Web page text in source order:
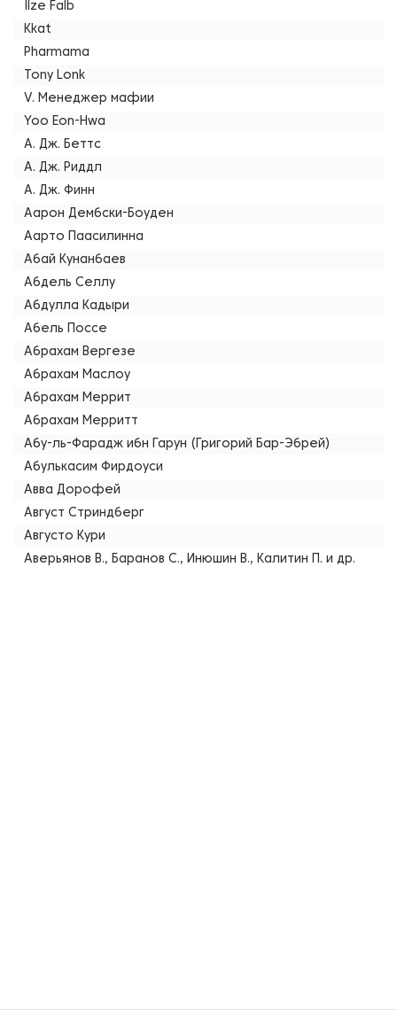
Ilze Falb
Kkat
Pharmama
Tony Lonk
V. Менеджер мафии
Yoo Eon-Hwa
А. Дж. Беттс
А. Дж. Риддл
А. Дж. Финн
Аарон Дембски-Боуден
Аарто Паасилинна
Абай Кунанбаев
Абдель Селлу
Абдулла Кадыри
Абель Поссе
Абрахам Вергезе
Абрахам Маслоу
Абрахам Меррит
Абрахам Мерритт
Абу-ль-Фарадж ибн Гарун (Григорий Бар-Эбрей)
Абулькасим Фирдоуси
Авва Дорофей
Август Стриндберг
Августо Кури
Аверьянов В., Баранов С., Инюшин В., Калитин П. и др.